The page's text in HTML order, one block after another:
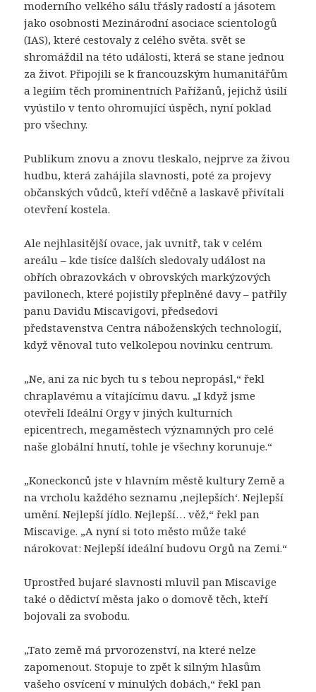
moderního velkého sálu třásly radostí a jásotem
jako osobnosti Mezinárodní asociace scientologů
(IAS), které cestovaly z celého světa. svět se
shromáždil na této události, která se stane jednou
za život. Připojili se k francouzským humanitářům
a legiím těch prominentních Pařížanů, jejichž úsilí
vyústilo v tento ohromující úspěch, nyní poklad
pro všechny.
Publikum znovu a znovu tleskalo, nejprve za živou
hudbu, která zahájila slavnosti, poté za projevy
občanských vůdců, kteří vděčně a laskavě přivítali
otevření kostela.
Ale nejhlasitější ovace, jak uvnitř, tak v celém
areálu – kde tisíce dalších sledovaly událost na
obřích obrazovkách v obrovských markýzových
pavilonech, které pojistily přeplněné davy – patřily
panu Davidu Miscavigovi, předsedovi
představenstva Centra náboženských technologií,
když věnoval tuto velkolepou novinku centrum.
„Ne, ani za nic bych tu s tebou nepropásl,“ řekl
chraplavému a vítajícímu davu. „I když jsme
otevřeli Ideální Orgy v jiných kulturních
epicentrech, megaměstech významných pro celé
naše globální hnutí, tohle je všechny korunuje.“
„Koneckonců jste v hlavním městě kultury Země a
na vrcholu každého seznamu ‚nejlepších‘. Nejlepší
umění. Nejlepší jídlo. Nejlepší… věž,“ řekl pan
Miscavige. „A nyní si toto město může také
nárokovat: Nejlepší ideální budovu Orgů na Zemi.“
Uprostřed bujaré slavnosti mluvil pan Miscavige
také o dědictví města jako o domově těch, kteří
bojovali za svobodu.
„Tato země má prvorozenství, na které nelze
zapomenout. Stopuje to zpět k silným hlasům
vašeho osvícení v minulých dobách,“ řekl pan